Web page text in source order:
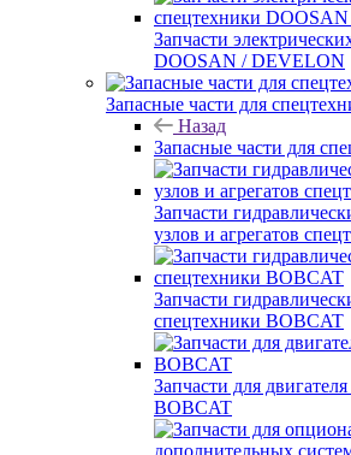
Запчасти
DOOSAN / DEVELON
Запасные части для
Назад
Запасные части для
Запчасти
узлов и агрегатов
Запчасти
спецтехники BOBCAT
Запчасти для
BOBCAT